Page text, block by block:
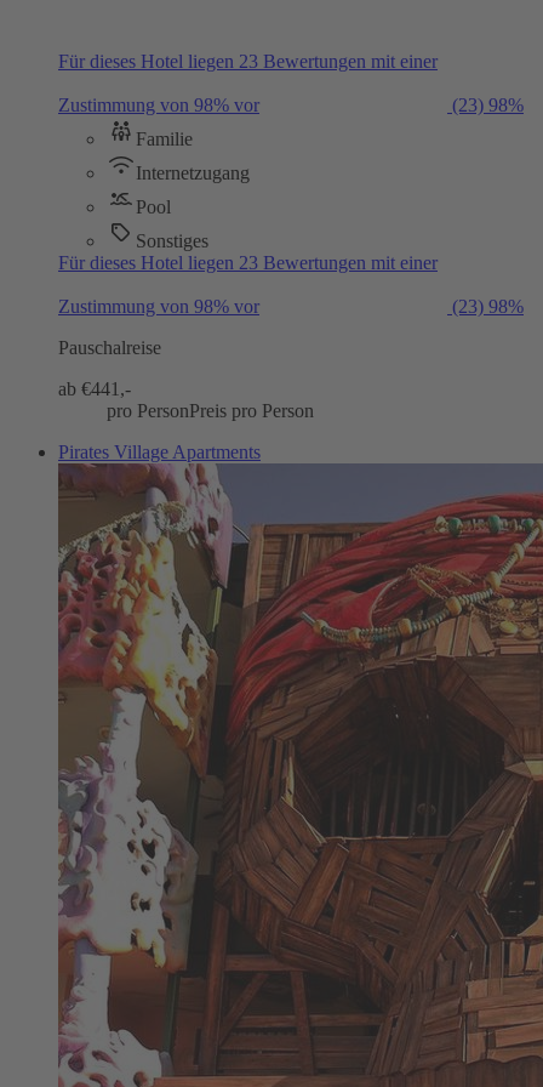
Für dieses Hotel liegen 23 Bewertungen mit einer
Zustimmung von 98% vor (23) 98%
Familie
Internetzugang
Pool
Sonstiges
Für dieses Hotel liegen 23 Bewertungen mit einer
Zustimmung von 98% vor (23) 98%
Pauschalreise
ab €441,-
pro PersonPreis pro Person
Pirates Village Apartments